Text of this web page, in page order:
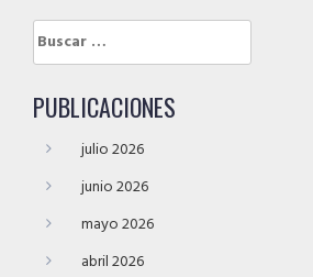
Buscar:
PUBLICACIONES
julio 2026
junio 2026
mayo 2026
abril 2026